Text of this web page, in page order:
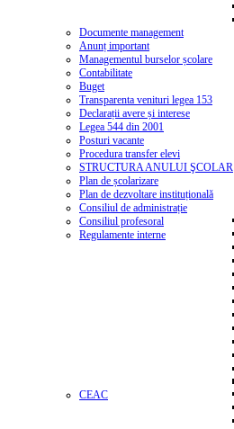
Documente management
Anunț important
Managementul burselor școlare
Contabilitate
Buget
Transparenta venituri legea 153
Declarații avere și interese
Legea 544 din 2001
Posturi vacante
Procedura transfer elevi
STRUCTURA ANULUI ŞCOLAR
Plan de școlarizare
Plan de dezvoltare instituțională
Consiliul de administrație
Consiliul profesoral
Regulamente interne
CEAC